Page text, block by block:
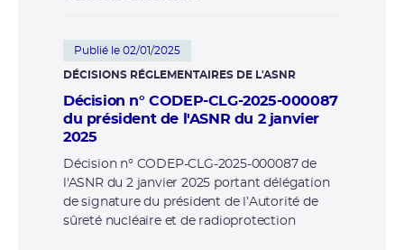
Publié le 02/01/2025
DÉCISIONS RÉGLEMENTAIRES DE L'ASNR
Décision n° CODEP-CLG-2025-000087
du président de l'ASNR du 2 janvier
2025
Décision n° CODEP-CLG-2025-000087 de
l'ASNR du 2 janvier 2025 portant délégation
de signature du président de l’Autorité de
sûreté nucléaire et de radioprotection